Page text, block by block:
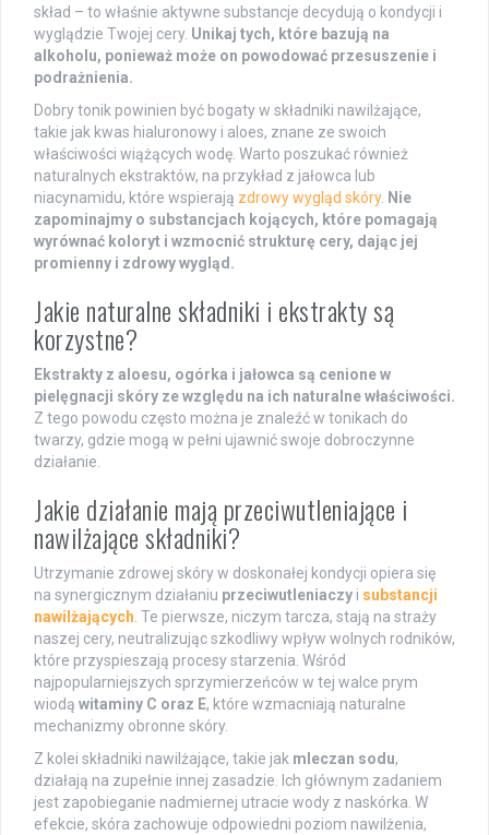
skład – to właśnie aktywne substancje decydują o kondycji i
wyglądzie Twojej cery. Unikaj tych, które bazują na
alkoholu, ponieważ może on powodować przesuszenie i
podrażnienia.
Dobry tonik powinien być bogaty w składniki nawilżające,
takie jak kwas hialuronowy i aloes, znane ze swoich
właściwości wiążących wodę. Warto poszukać również
naturalnych ekstraktów, na przykład z jałowca lub
niacynamidu, które wspierają zdrowy wygląd skóry. Nie
zapominajmy o substancjach kojących, które pomagają
wyrównać koloryt i wzmocnić strukturę cery, dając jej
promienny i zdrowy wygląd.
Jakie naturalne składniki i ekstrakty są
korzystne?
Ekstrakty z aloesu, ogórka i jałowca są cenione w
pielęgnacji skóry ze względu na ich naturalne właściwości.
Z tego powodu często można je znaleźć w tonikach do
twarzy, gdzie mogą w pełni ujawnić swoje dobroczynne
działanie.
Jakie działanie mają przeciwutleniające i
nawilżające składniki?
Utrzymanie zdrowej skóry w doskonałej kondycji opiera się
na synergicznym działaniu przeciwutleniaczy i substancji
nawilżających . Te pierwsze, niczym tarcza, stają na straży
naszej cery, neutralizując szkodliwy wpływ wolnych rodników,
które przyspieszają procesy starzenia. Wśród
najpopularniejszych sprzymierzeńców w tej walce prym
wiodą witaminy C oraz E, które wzmacniają naturalne
mechanizmy obronne skóry.
Z kolei składniki nawilżające, takie jak mleczan sodu,
działają na zupełnie innej zasadzie. Ich głównym zadaniem
jest zapobieganie nadmiernej utracie wody z naskórka. W
efekcie, skóra zachowuje odpowiedni poziom nawilżenia,